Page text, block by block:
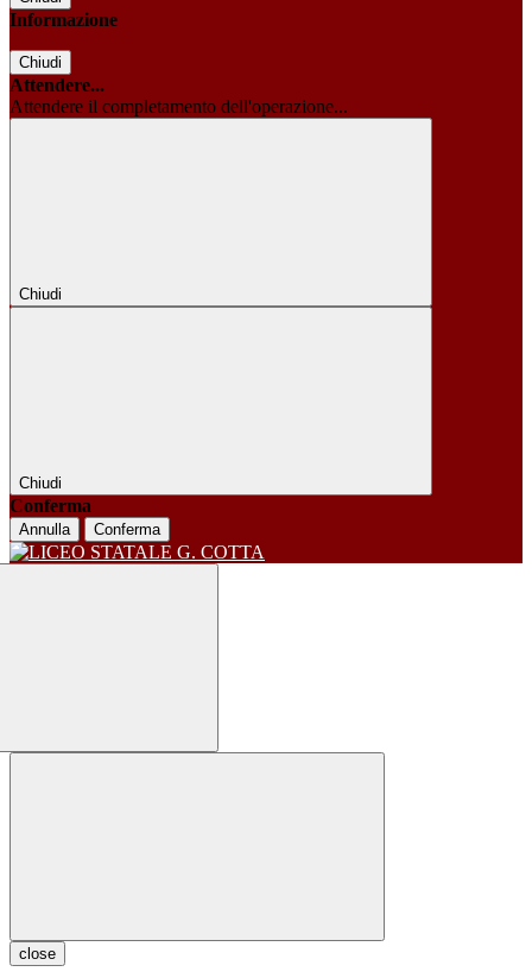
Informazione
Chiudi
Attendere...
Attendere il completamento dell'operazione...
Chiudi
Chiudi
Conferma
Annulla Conferma
close